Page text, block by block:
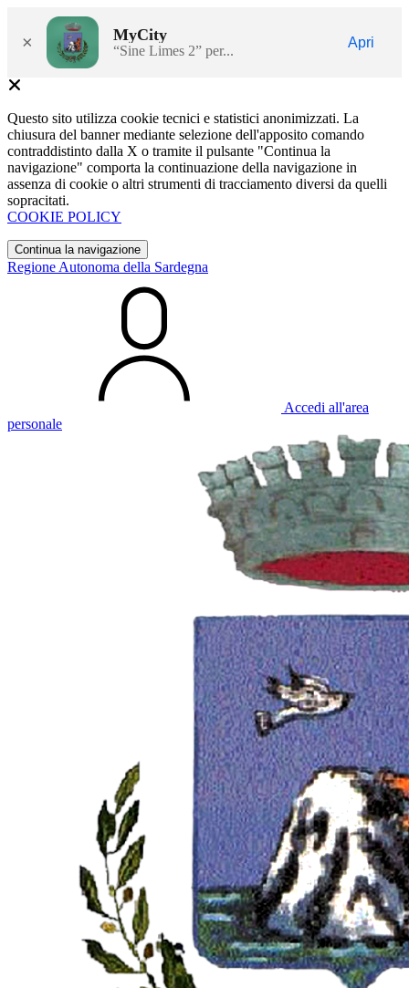
× MyCity
“Sine Limes 2” per...
Apri
Questo sito utilizza cookie tecnici e statistici anonimizzati. La
chiusura del banner mediante selezione dell'apposito comando
contraddistinto dalla X o tramite il pulsante "Continua la
navigazione" comporta la continuazione della navigazione in
assenza di cookie o altri strumenti di tracciamento diversi da quelli
sopracitati.
COOKIE POLICY
Continua la navigazione
Regione Autonoma della Sardegna
Accedi all'area
personale